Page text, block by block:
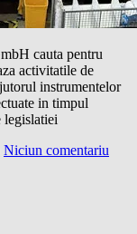
cauta pentru
activitatile de
instrumentelor
in timpul
Niciun comentariu